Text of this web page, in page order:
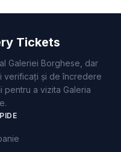
Tickets
Galeriei Borghese, dar
verificați și de încredere
a vizita Galeria